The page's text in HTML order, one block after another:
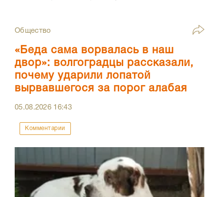
Общество
«Беда сама ворвалась в наш
двор»: волгоградцы рассказали,
почему ударили лопатой
вырвавшегося за порог алабая
05.08.2026 16:43
Комментарии